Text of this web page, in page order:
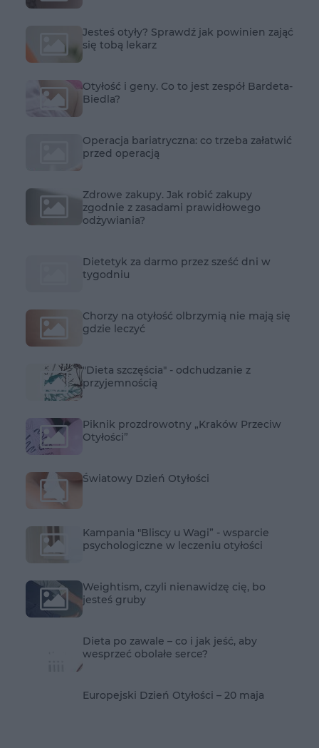
Jesteś otyły? Sprawdź jak powinien zająć
się tobą lekarz
Otyłość i geny. Co to jest zespół Bardeta-
Biedla?
Operacja bariatryczna: co trzeba załatwić
przed operacją
Zdrowe zakupy. Jak robić zakupy
zgodnie z zasadami prawidłowego
odżywiania?
Dietetyk za darmo przez sześć dni w
tygodniu
Chorzy na otyłość olbrzymią nie mają się
gdzie leczyć
"Dieta szczęścia" - odchudzanie z
przyjemnością
Piknik prozdrowotny „Kraków Przeciw
Otyłości”
Światowy Dzień Otyłości
Kampania "Bliscy u Wagi” - wsparcie
psychologiczne w leczeniu otyłości
Weightism, czyli nienawidzę cię, bo
jesteś gruby
Dieta po zawale – co i jak jeść, aby
wesprzeć obolałe serce?
Europejski Dzień Otyłości – 20 maja